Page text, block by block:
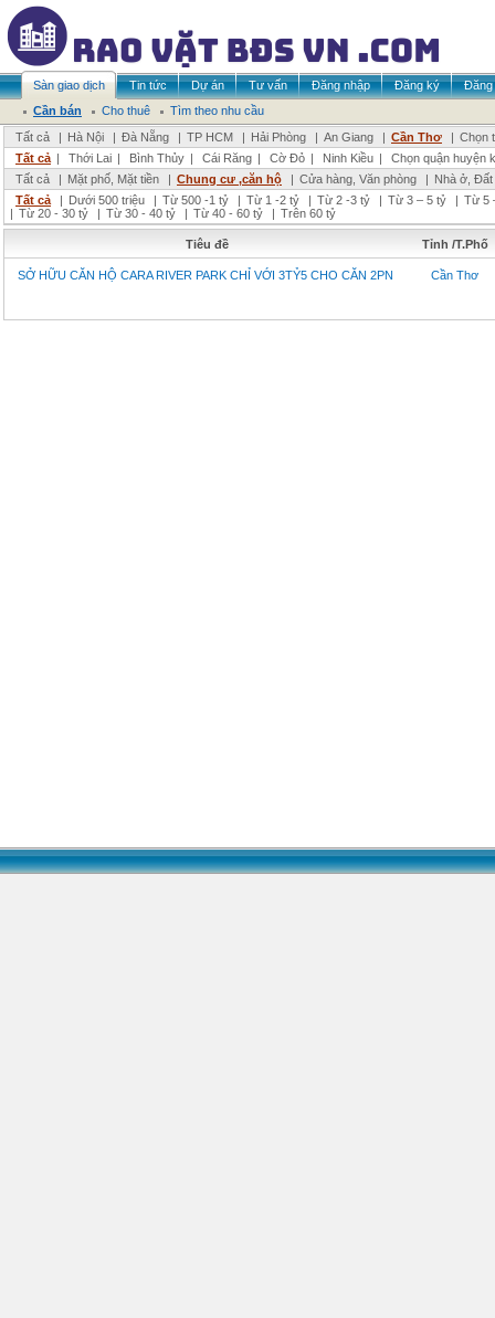
Sàn giao dịch Tin tức Dự án Tư vấn Đăng nhập Đăng ký
Đăng
Cần bán
Cho thuê
Tìm theo nhu cầu
Tất cả
| Hà Nội | Đà Nẵng | TP HCM | Hải Phòng | An Giang | Cần Thơ | Chọn
Tất cả | Thới Lai | Bình Thủy | Cái Răng | Cờ Đỏ | Ninh Kiều |
Chọn quận huyện
Tất cả
| Mặt phố, Mặt tiền | Chung cư ,căn hộ | Cửa hàng, Văn phòng | Nhà ở,
Tất cả
| Dưới 500 triệu | Từ 500 -1 tỷ | Từ 1 -2 tỷ | Từ 2 -3 tỷ | Từ 3 – 5 tỷ | Từ 5
| Từ 20 - 30 tỷ | Từ 30 - 40 tỷ | Từ 40 - 60 tỷ | Trên 60 tỷ
Tiêu đề Tỉnh /T.Phố
SỞ HỮU CĂN HỘ CARA RIVER PARK CHỈ VỚI 3TỶ5 CHO CĂN 2PN Cần Thơ